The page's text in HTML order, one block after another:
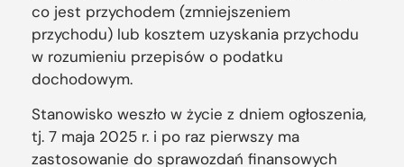
co jest przychodem (zmniejszeniem
przychodu) lub kosztem uzyskania przychodu
w rozumieniu przepisów o podatku
dochodowym.
Stanowisko weszło w życie z dniem ogłoszenia,
tj. 7 maja 2025 r. i po raz pierwszy ma
zastosowanie do sprawozdań finansowych